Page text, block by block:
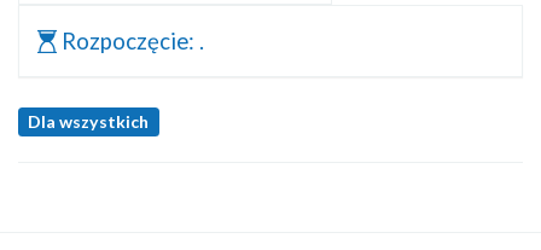
Rozpoczęcie: .
Dla wszystkich